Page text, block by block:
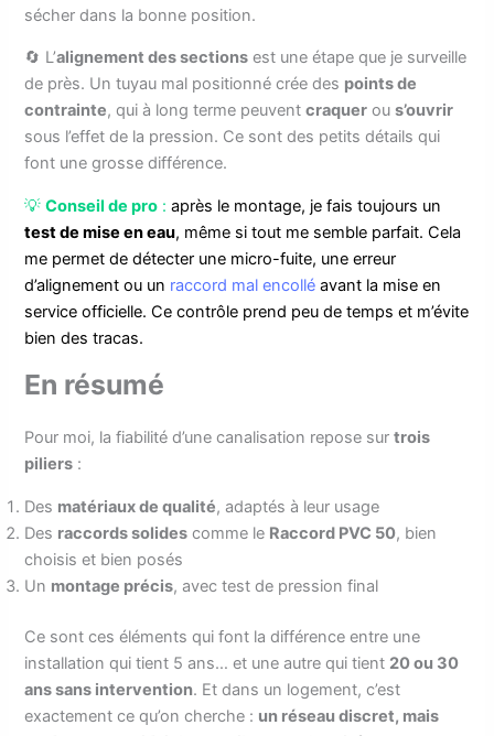
sécher dans la bonne position.
🔄 L’alignement des sections est une étape que je surveille
de près. Un tuyau mal positionné crée des points de
contrainte, qui à long terme peuventcraquer ous’ouvrir
sous l’effet de la pression. Ce sont des petits détails qui
font une grosse différence.
💡Conseil de pro :après le montage, je fais toujours un
test de mise en eau, même si tout me semble parfait. Cela
me permet de détecter une micro-fuite, une erreur
d’alignement ou un raccord mal encollé avant la mise en
service officielle. Ce contrôle prend peu de temps et m’évite
bien des tracas.
En résumé
Pour moi, la fiabilité d’une canalisation repose surtrois
piliers :
Des matériaux de qualité, adaptés à leur usage
Des raccords solides comme le Raccord PVC 50, bien
choisis et bien posés
Un montage précis, avec test de pression final
Ce sont ces éléments qui font la différence entre une
installation qui tient 5 ans… et une autre qui tient 20 ou 30
ans sans intervention. Et dans un logement, c’est
exactement ce qu’on cherche : un réseau discret, mais